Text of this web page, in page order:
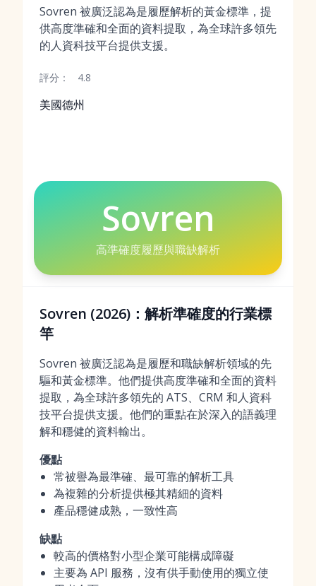
Sovren 被廣泛認為是履歷解析的黃金標準，提
供高度準確和全面的資料提取，為全球許多領先
的人資科技平台提供支援。
評分： 4.8
美國德州
Sovren
高準確度履歷與職缺解析
Sovren (2026)：解析準確度的行業標
竿
Sovren 被廣泛認為是履歷和職缺解析領域的先
驅和黃金標準。他們提供高度準確和全面的資料
提取，為全球許多領先的 ATS、CRM 和人資科
技平台提供支援。他們的重點在於深入的語義理
解和穩健的資料輸出。
優點
常被譽為最準確、最可靠的解析工具
為複雜的分析提供極其精細的資料
產品穩健成熟，一致性高
缺點
較高的價格對小型企業可能構成障礙
主要為 API 服務，沒有供手動使用的獨立使